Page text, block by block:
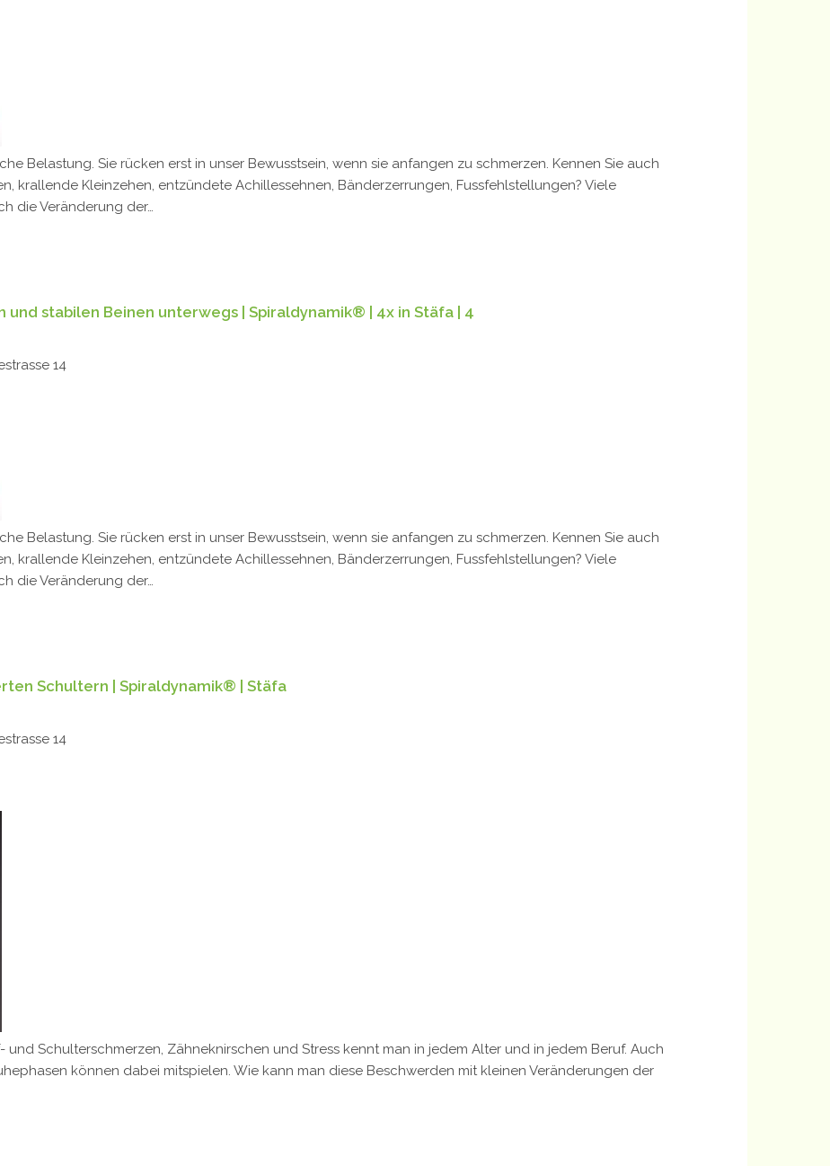
Belastung. Sie rücken erst in unser Bewusstsein, wenn sie anfangen zu schmerzen. Kennen Sie auch
krallende Kleinzehen, entzündete Achillessehnen, Bänderzerrungen, Fussfehlstellungen? Viele
die Veränderung der…
und stabilen Beinen unterwegs | Spiraldynamik® | 4x in Stäfa | 4
14
Belastung. Sie rücken erst in unser Bewusstsein, wenn sie anfangen zu schmerzen. Kennen Sie auch
krallende Kleinzehen, entzündete Achillessehnen, Bänderzerrungen, Fussfehlstellungen? Viele
die Veränderung der…
Schultern | Spiraldynamik® | Stäfa
14
Schulterschmerzen, Zähneknirschen und Stress kennt man in jedem Alter und in jedem Beruf. Auch
können dabei mitspielen. Wie kann man diese Beschwerden mit kleinen Veränderungen der